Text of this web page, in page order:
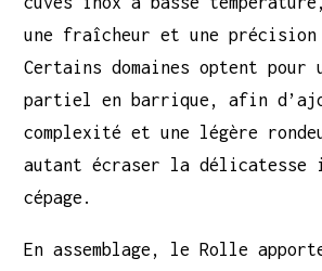
une fraîcheur et une précision
Certains domaines optent pour
partiel en barrique, afin
complexité et une légère
autant écraser la délicatesse
cépage.
En assemblage, le Rolle